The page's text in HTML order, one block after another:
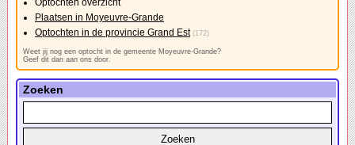
Optochten overzicht
Plaatsen in Moyeuvre-Grande
Optochten in de provincie Grand Est (172)
Weet jij nog een optocht in de gemeente Moyeuvre-Grande?
Geef dit dan aan ons door.
Zoeken